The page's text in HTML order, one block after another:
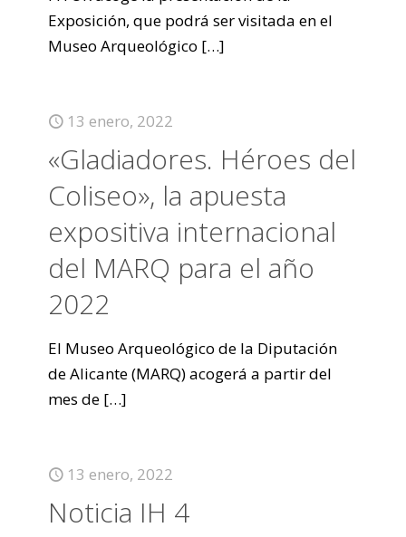
Exposición, que podrá ser visitada en el
Museo Arqueológico […]
13 enero, 2022
«Gladiadores. Héroes del
Coliseo», la apuesta
expositiva internacional
del MARQ para el año
2022
El Museo Arqueológico de la Diputación
de Alicante (MARQ) acogerá a partir del
mes de […]
13 enero, 2022
Noticia IH 4